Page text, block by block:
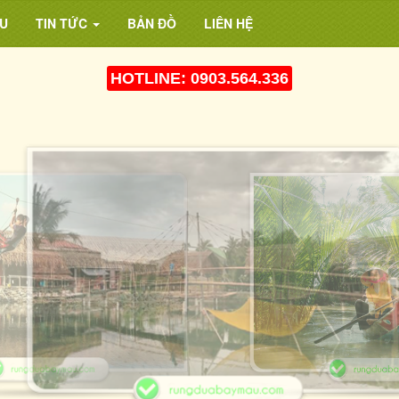
TIN TỨC BẢN ĐỒ LIÊN HỆ
HOTLINE: 0903.564.336